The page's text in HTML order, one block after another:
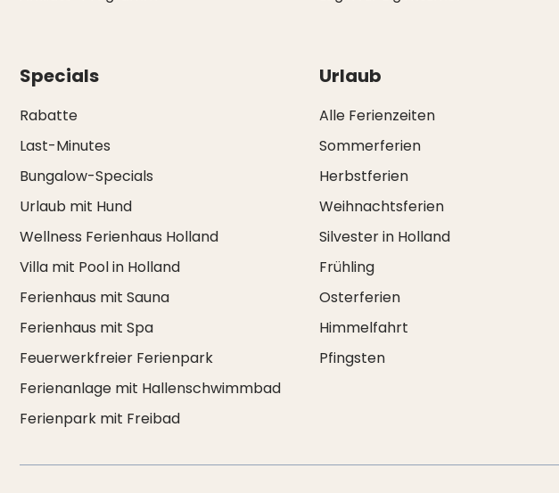
Specials
Rabatte
Last-Minutes
Bungalow-Specials
Urlaub mit Hund
Wellness Ferienhaus Holland
Villa mit Pool in Holland
Ferienhaus mit Sauna
Ferienhaus mit Spa
Feuerwerkfreier Ferienpark
Ferienanlage mit Hallenschwimmbad
Ferienpark mit Freibad
Urlaub
Alle Ferienzeiten
Sommerferien
Herbstferien
Weihnachtsferien
Silvester in Holland
Frühling
Osterferien
Himmelfahrt
Pfingsten